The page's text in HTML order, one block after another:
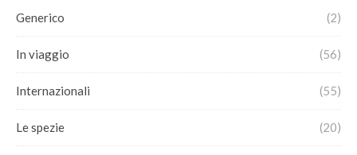
Generico (2)
In viaggio (56)
Internazionali (55)
Le spezie (20)